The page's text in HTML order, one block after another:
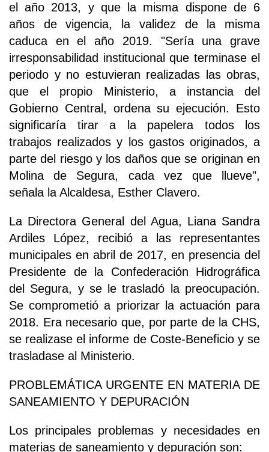
el año 2013, y que la misma dispone de 6
años de vigencia, la validez de la misma
caduca en el año 2019. "Sería una grave
irresponsabilidad institucional que terminase el
periodo y no estuvieran realizadas las obras,
que el propio Ministerio, a instancia del
Gobierno Central, ordena su ejecución. Esto
significaría tirar a la papelera todos los
trabajos realizados y los gastos originados, a
parte del riesgo y los daños que se originan en
Molina de Segura, cada vez que llueve",
señala la Alcaldesa, Esther Clavero.
La Directora General del Agua, Liana Sandra
Ardiles López, recibió a las representantes
municipales en abril de 2017, en presencia del
Presidente de la Confederación Hidrográfica
del Segura, y se le trasladó la preocupación.
Se comprometió a priorizar la actuación para
2018. Era necesario que, por parte de la CHS,
se realizase el informe de Coste-Beneficio y se
trasladase al Ministerio.
PROBLEMÁTICA URGENTE EN MATERIA DE
SANEAMIENTO Y DEPURACIÓN
Los principales problemas y necesidades en
materias de saneamiento y depuración son: